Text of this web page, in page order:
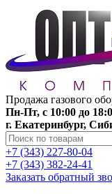
Продажа газового
Пн-Пт, с 10:00 до
г. Екатеринбург,
+7 (343) 227-80-04
+7 (343) 382-24-41
Заказать обратный